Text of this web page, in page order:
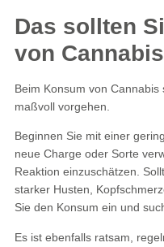
Das sollten
von
Beim Konsum von
maßvoll vorgehen.
Beginnen Sie mit einer
neue Charge oder Sorte
Reaktion einzuschätzen.
starker Husten,
Sie den Konsum ein und
Es ist ebenfalls ratsam,